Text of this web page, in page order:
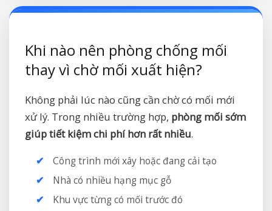
Khi nào nên phòng chống mối
thay vì chờ mối xuất hiện?
Không phải lúc nào cũng cần chờ có mối mới
xử lý. Trong nhiều trường hợp, phòng mối sớm
giúp tiết kiệm chi phí hơn rất nhiều.
Công trình mới xây hoặc đang cải tạo
Nhà có nhiều hạng mục gỗ
Khu vực từng có mối trước đó